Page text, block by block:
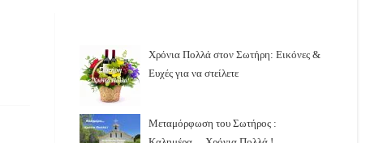
Χρόνια Πολλά στον Σωτήρη: Εικόνες &
Ευχές για να στείλετε
Μεταμόρφωση του Σωτήρος :